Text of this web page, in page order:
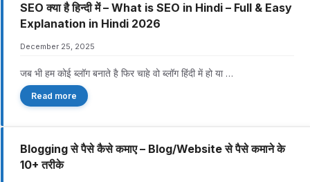
SEO क्या है हिन्दी में – What is SEO in Hindi – Full & Easy
Explanation in Hindi 2026
December 25, 2025
जब भी हम कोई ब्लॉग बनाते है फिर चाहे वो ब्लॉग हिंदी में हो या …
Read more
Blogging से पैसे कैसे कमाए – Blog/Website से पैसे कमाने के
10+ तरीके